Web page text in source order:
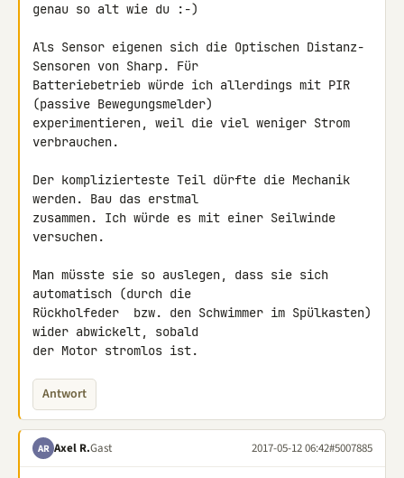
genau so alt wie du :-)
Als Sensor eigenen sich die Optischen Distanz-
Sensoren von Sharp. Für
Batteriebetrieb würde ich allerdings mit PIR
(passive Bewegungsmelder)
experimentieren, weil die viel weniger Strom
verbrauchen.
Der komplizierteste Teil dürfte die Mechanik
werden. Bau das erstmal
zusammen. Ich würde es mit einer Seilwinde
versuchen.
Man müsste sie so auslegen, dass sie sich
automatisch (durch die
Rückholfeder  bzw. den Schwimmer im Spülkasten)
wider abwickelt, sobald
der Motor stromlos ist.
Antwort
AR Axel R.Gast 2017-05-12 06:42#5007885